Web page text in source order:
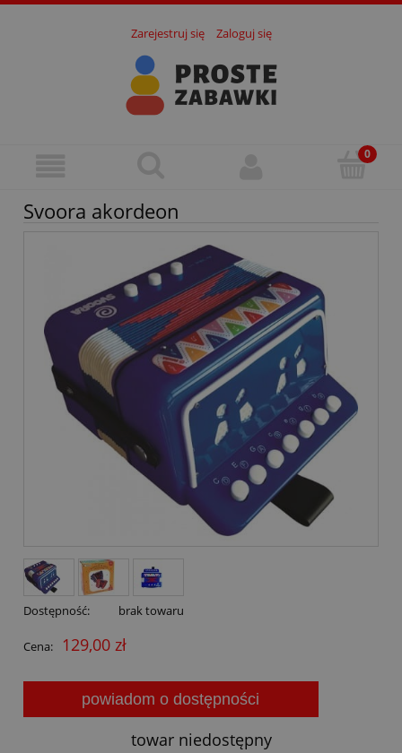
Zarejestruj się Zaloguj się
Svoora akordeon
Dostępność: brak towaru
Cena: 129,00 zł
powiadom o dostępności
towar niedostępny